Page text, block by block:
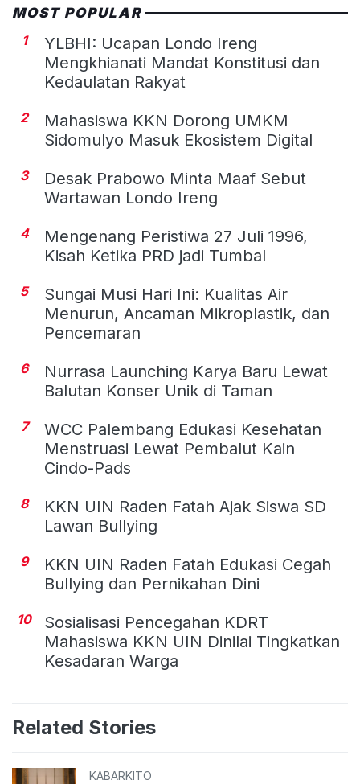
MOST POPULAR
1
YLBHI: Ucapan Londo Ireng
Mengkhianati Mandat Konstitusi dan
Kedaulatan Rakyat
2
Mahasiswa KKN Dorong UMKM
Sidomulyo Masuk Ekosistem Digital
3
Desak Prabowo Minta Maaf Sebut
Wartawan Londo Ireng
4
Mengenang Peristiwa 27 Juli 1996,
Kisah Ketika PRD jadi Tumbal
5
Sungai Musi Hari Ini: Kualitas Air
Menurun, Ancaman Mikroplastik, dan
Pencemaran
6
Nurrasa Launching Karya Baru Lewat
Balutan Konser Unik di Taman
7
WCC Palembang Edukasi Kesehatan
Menstruasi Lewat Pembalut Kain
Cindo-Pads
8
KKN UIN Raden Fatah Ajak Siswa SD
Lawan Bullying
9
KKN UIN Raden Fatah Edukasi Cegah
Bullying dan Pernikahan Dini
10
Sosialisasi Pencegahan KDRT
Mahasiswa KKN UIN Dinilai Tingkatkan
Kesadaran Warga
Related Stories
KABARKITO